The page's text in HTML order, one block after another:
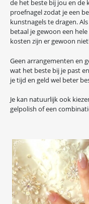
de het beste bij jou en de
proefnagel zodat je een
kunstnagels te dragen.
betaal je gewoon een
kosten zijn er gewoon
Geen arrangementen en
wat het beste bij je past
je tijd en geld wel beter
Je kan natuurlijk ook
gelpolish of een